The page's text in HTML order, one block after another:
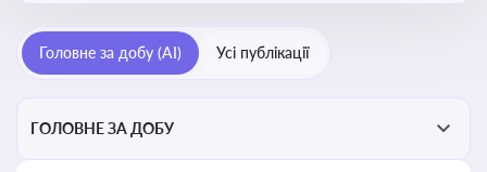
сімейних та майнових відносин
Головне за добу (AI) Усі публікації
ГОЛОВНЕ ЗА ДОБУ